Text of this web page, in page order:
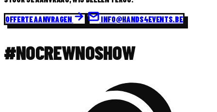
OFFERTE AANVRAGEN INFO@HANDS4EVENTS.BE
#NOCREWNOSHOW